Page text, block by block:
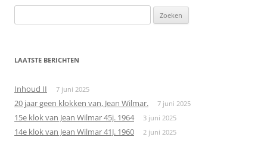
naar:
LAATSTE BERICHTEN
Inhoud II 7 juni 2025
20 jaar geen klokken van, Jean Wilmar. 7 juni 2025
15e klok van Jean Wilmar 45j. 1964 3 juni 2025
14e klok van Jean Wilmar 41J. 1960 2 juni 2025